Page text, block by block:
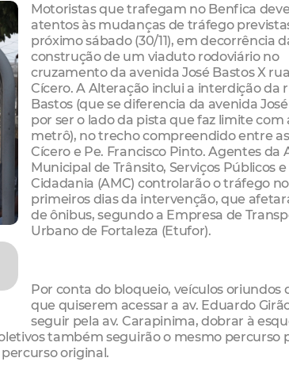
Motoristas que trafegam no Benfica
atentos às mudanças de tráfego
próximo sábado (30/11), em decorrência
construção de um viaduto rodoviário no
cruzamento da avenida José Bastos X
Cícero. A Alteração inclui a interdição da
Bastos (que se diferencia da avenida
por ser o lado da pista que faz limite com
metrô), no trecho compreendido entre
Cícero e Pe. Francisco Pinto. Agentes da
Municipal de Trânsito, Serviços Públicos e
Cidadania (AMC) controlarão o tráfego
primeiros dias da intervenção, que
de ônibus, segundo a Empresa de
Urbano de Fortaleza (Etufor).
Por conta do bloqueio, veículos oriundos
que quiserem acessar a av. Eduardo
seguir pela av. Carapinima, dobrar à
também seguirão o mesmo percurso
original.